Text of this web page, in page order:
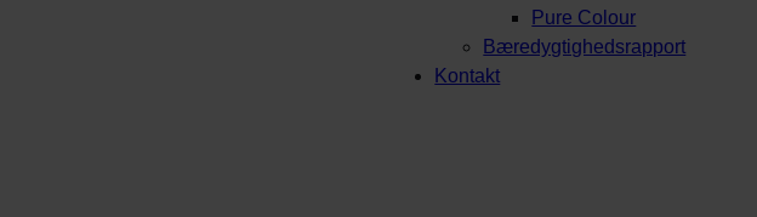
Pure Colour
Bæredygtighedsrapport
Kontakt